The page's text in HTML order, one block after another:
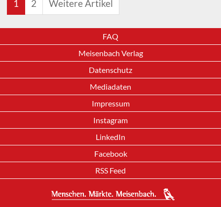
1 2 Weitere Artikel
FAQ
Meisenbach Verlag
Datenschutz
Mediadaten
Impressum
Instagram
LinkedIn
Facebook
RSS Feed